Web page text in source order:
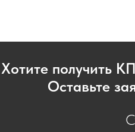
Хотите получить
Оставьте